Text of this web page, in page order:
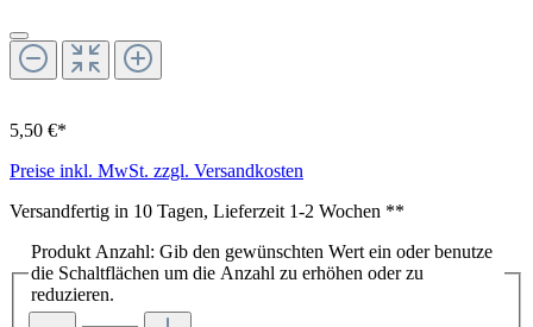
5,50 €*
Preise inkl. MwSt. zzgl. Versandkosten
Versandfertig in 10 Tagen, Lieferzeit 1-2 Wochen **
Produkt Anzahl: Gib den gewünschten Wert ein oder benutze
die Schaltflächen um die Anzahl zu erhöhen oder zu
reduzieren.